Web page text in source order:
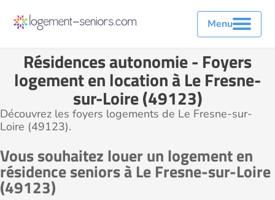
Menu
Résidences autonomie - Foyers
logement en location à Le Fresne-
sur-Loire (49123)
Découvrez les foyers logements de Le Fresne-sur-
Loire (49123).
Vous souhaitez louer un logement en
résidence seniors à Le Fresne-sur-Loire
(49123)